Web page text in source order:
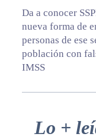
Da a conocer
nueva forma de
personas de ese
población con
IMSS
Primary
Lo +